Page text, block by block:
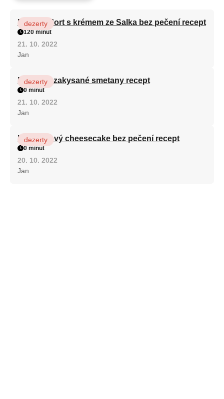
Patrový dort s krémem ze Salka bez pečení recept
dezerty
120 minut
21. 10. 2022
Jan
Fánky ze zakysané smetany recept
dezerty
0 minut
21. 10. 2022
Jan
Karamelový cheesecake bez pečení recept
dezerty
0 minut
20. 10. 2022
Jan